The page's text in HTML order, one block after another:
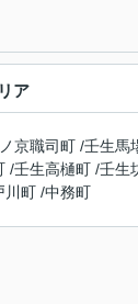
ア
京職司町 /壬生馬
/壬生高樋町 /壬生
川町 /中務町